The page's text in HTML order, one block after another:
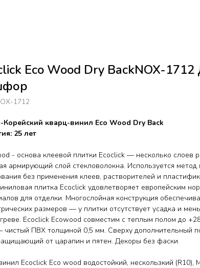
Eco Wood Dry BackNOX-
1712
кварц-винил Eco Wood Dry Back
25 лет
- основа клеевой плитки Ecoclick — несколько слоев
армирующий слой стекловолокна. Используется метод
без применения клеев, растворителей и
плитка Ecoclick удовлетворяет европейским
для отделки. Многослойная конструкция
размеров — у плитки отсутствует усадка и
Ecoclick Ecowood совместим с теплым полом до
чистый ПВХ толщиной 0,5 мм. Сверху дополнительный
от царапин и пятен. Декоры без фаски.
Ecoclick Eco wood водостойкий, нескользкий (R10),